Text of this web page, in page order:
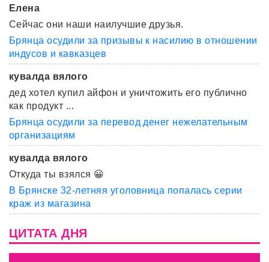
Елена
Сейчас они наши наилучшие друзья.
Брянца осудили за призывы к насилию в отношении
индусов и кавказцев
кувалда вялого
дед хотел купил айфон и уничтожить его публично
как продукт ...
Брянца осудили за перевод денег нежелательным
организациям
кувалда вялого
Откуда ты взялся 😀
В Брянске 32-летняя уголовница попалась серии
краж из магазина
ЦИТАТА ДНЯ